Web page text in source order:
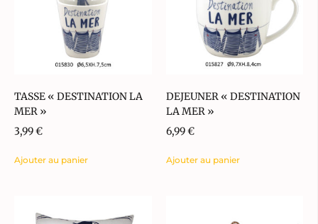
TASSE « DESTINATION LA
MER »
3,99€
Ajouter au panier
DEJEUNER « DESTINATION
LA MER »
6,99€
Ajouter au panier